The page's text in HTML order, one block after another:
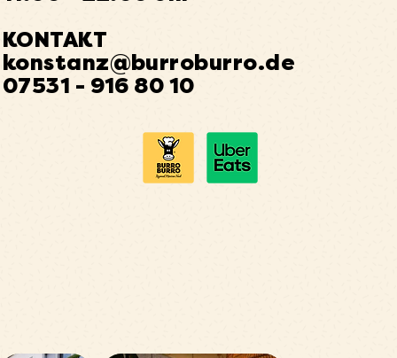
KONTAKT
konstanz@burroburro.de
07531 - 916 80 10